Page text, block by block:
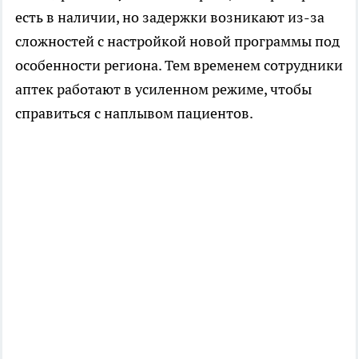
есть в наличии, но задержки возникают из-за
сложностей с настройкой новой программы под
особенности региона. Тем временем сотрудники
аптек работают в усиленном режиме, чтобы
справиться с наплывом пациентов.